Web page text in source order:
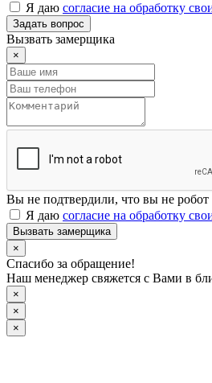
Я даю согласие на обработку
Задать вопрос
Вызвать замерщика
×
Вы не подтвердили, что вы не робот
Я даю согласие на обработку
Вызвать замерщика
×
Спасибо за обращение!
Наш менеджер свяжется с Вами в
×
×
×